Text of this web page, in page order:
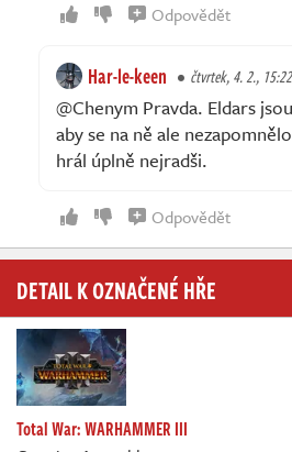
Odpovědět
Har-le-keen čtvrtek, 4. 2., 15:22
@Chenym Pravda. Eldars
aby se na ně ale
hrál úplně nejradši.
Odpovědět
DETAIL K OZNAČENÉ HŘE
Total War: WARHAMMER III